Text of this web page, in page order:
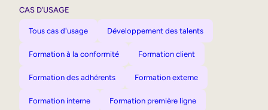
CAS D’USAGE
Tous cas d'usage Développement des talents
Formation à la conformité Formation client
Formation des adhérents Formation externe
Formation interne Formation première ligne